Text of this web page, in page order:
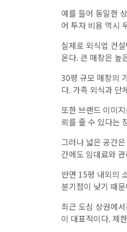
예를 들어 동일한
어 투자 비용 역시
실제로 외식업 컨
온다. 큰 매장은 높
30평 규모 매장의
다. 가족 외식과 단
또한 브랜드 이미
뢰를 줄 수 있다는
그러나 넓은 공간
간에도 임대료와
반면 15평 내외의
분기점이 낮기 때
최근 도심 상권에
이 대표적이다. 제